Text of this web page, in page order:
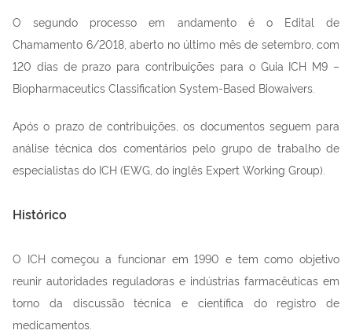
O segundo processo em andamento é o Edital de
Chamamento 6/2018, aberto no último mês de setembro, com
120 dias de prazo para contribuições para o Guia ICH M9 –
Biopharmaceutics Classification System-Based Biowaivers.
Após o prazo de contribuições, os documentos seguem para
análise técnica dos comentários pelo grupo de trabalho de
especialistas do ICH (EWG, do inglês Expert Working Group).
Histórico
O ICH começou a funcionar em 1990 e tem como objetivo
reunir autoridades reguladoras e indústrias farmacêuticas em
torno da discussão técnica e científica do registro de
medicamentos.